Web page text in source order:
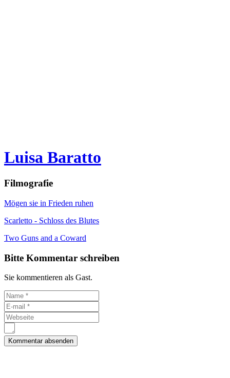
Luisa Baratto
Filmografie
Mögen sie in Frieden ruhen
Scarletto - Schloss des Blutes
Two Guns and a Coward
Bitte Kommentar schreiben
Sie kommentieren als Gast.